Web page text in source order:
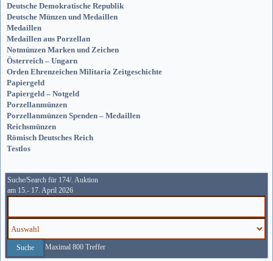
Deutsche Demokratische Republik
Deutsche Münzen und Medaillen
Medaillen
Medaillen aus Porzellan
Notmünzen Marken und Zeichen
Österreich – Ungarn
Orden Ehrenzeichen Militaria Zeitgeschichte
Papiergeld
Papiergeld – Notgeld
Porzellanmünzen
Porzellanmünzen Spenden – Medaillen
Reichsmünzen
Römisch Deutsches Reich
Testlos
Suche/Search für 174/. Auktion
am 15.- 17. April 2026
Maximal 800 Treffer